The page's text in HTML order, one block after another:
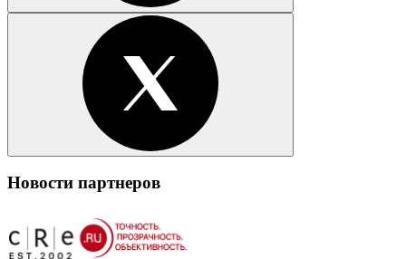
Новости партнеров